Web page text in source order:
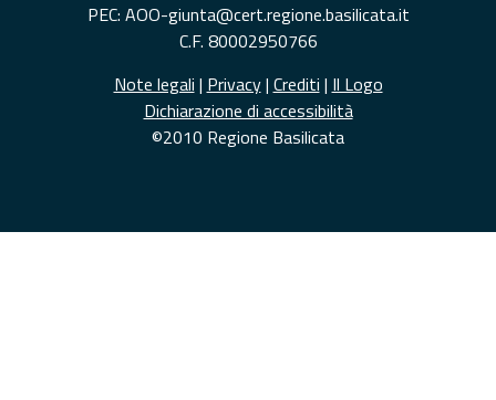
PEC: AOO-giunta@cert.regione.basilicata.it
C.F. 80002950766
Note legali | Privacy| Crediti | Il Logo
Dichiarazione di accessibilità
©2010 Regione Basilicata